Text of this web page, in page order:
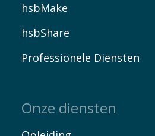
hsbMake
hsbShare
Professionele Diensten
Onze diensten